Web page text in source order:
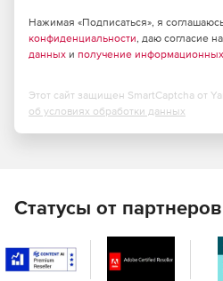
Нажимая «Подписаться», я
конфиденциальности, даю согласие на
данных и получение
Этот сайт защищен SmartCaptcha от
об условиях обработки данных
Статусы от партнеров